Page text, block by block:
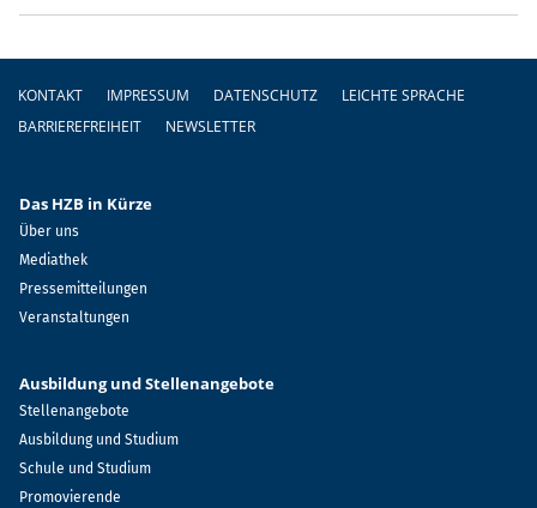
Fußzeile
KONTAKT IMPRESSUM DATENSCHUTZ
LEICHTE SPRACHE
BARRIEREFREIHEIT
NEWSLETTER
Das HZB in Kürze
Über uns
Mediathek
Pressemitteilungen
Veranstaltungen
Ausbildung und Stellenangebote
Stellenangebote
Ausbildung und Studium
Schule und Studium
Promovierende